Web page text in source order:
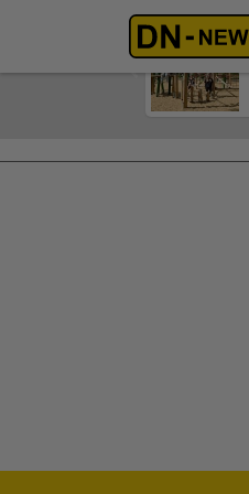
Previous